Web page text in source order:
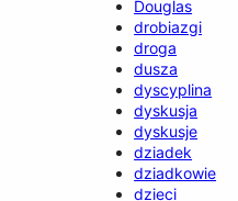
Douglas
drobiazgi
droga
dusza
dyscyplina
dyskusja
dyskusje
dziadek
dziadkowie
dzieci